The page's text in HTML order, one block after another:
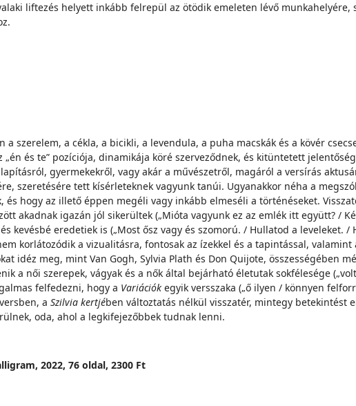
liftezés helyett inkább felrepül az ötödik emeleten lévő
a szerelem, a cékla, a bicikli, a levendula, a puha macskák és a kövér
és te” pozíciója, dinamikája köré szerveződnek, és kitüntetett
gyermekekről, vagy akár a művészetről, magáról a versírás
szeretésére tett kísérleteknek vagyunk tanúi. Ugyanakkor néha a
hogy az illető éppen megéli vagy inkább elmeséli a történéseket.
akadnak igazán jól sikerültek („Mióta vagyunk ez az emlék itt együtt? /
kevésbé eredetiek is („Most ősz vagy és szomorú. / Hullatod a leveleket.
korlátozódik a vizualitásra, fontosak az ízekkel és a tapintással,
idéz meg, mint Van Gogh, Sylvia Plath és Don Quijote, összességében
a női szerepek, vágyak és a nők által bejárható életutak sokfélesége
felfedezni, hogy a Variációk egyik versszaka („ő ilyen / könnyen
a Szilvia kertjében változtatás nélkül visszatér, mintegy betekintést
oda, ahol a legkifejezőbbek tudnak lenni.
2022, 76 oldal, 2300 Ft